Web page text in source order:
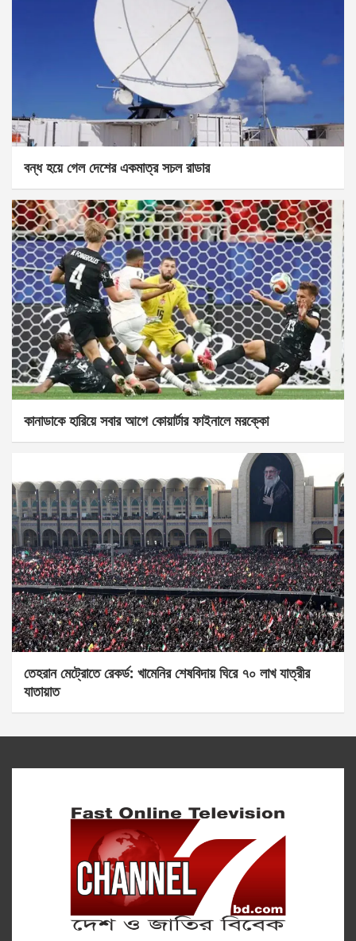
বন্ধ হয়ে গেল দেশের একমাত্র সচল রাডার
কানাডাকে হারিয়ে সবার আগে কোয়ার্টার ফাইনালে মরক্কো
তেহরান মেট্রোতে রেকর্ড: খামেনির শেষবিদায় ঘিরে ৭০ লাখ যাত্রীর
যাতায়াত